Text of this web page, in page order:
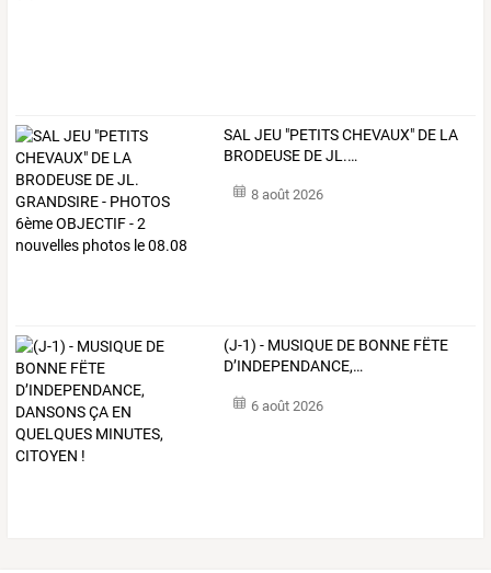
SAL JEU "PETITSCHEVAUX" DE LA
BRODEUSE DEJL.…
8 août 2026
(J-1) - MUSIQUE DE BONNE FËTE
D’INDEPENDANCE,…
6 août 2026